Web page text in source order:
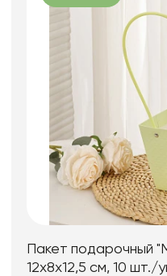
Пакет подарочный
12х8х12,5 см, 10 шт./